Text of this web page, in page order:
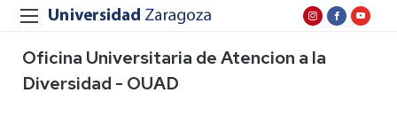
Oficina Universitaria de Atencion a la
Diversidad - OUAD